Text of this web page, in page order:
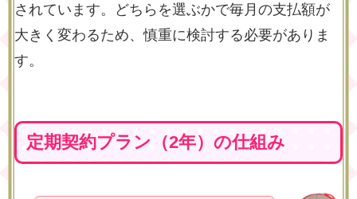
されています。どちらを選ぶかで毎月の支払額が
大きく変わるため、慎重に検討する必要がありま
す。
定期契約プラン（2年）の仕組み